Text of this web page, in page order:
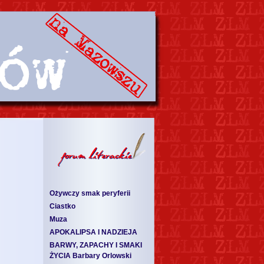
Ożywczy smak peryferii
Ciastko
Muza
APOKALIPSA I NADZIEJA
BARWY, ZAPACHY I SMAKI
ŻYCIA Barbary Orlowski